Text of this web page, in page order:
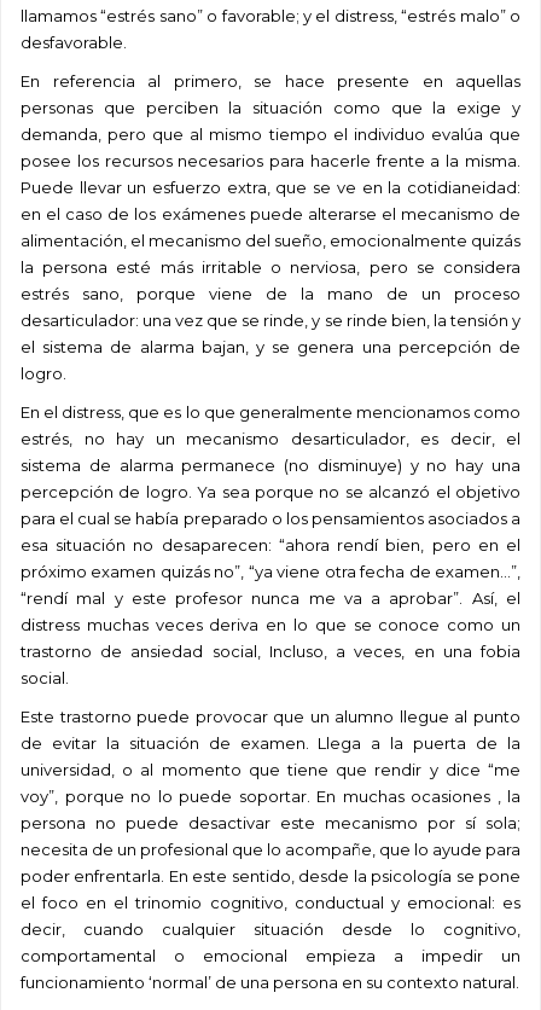
llamamos “estrés sano” o favorable; y el distress, “estrés malo” o
desfavorable.
En referencia al primero, se hace presente en aquellas
personas que perciben la situación como que la exige y
demanda, pero que al mismo tiempo el individuo evalúa que
posee los recursos necesarios para hacerle frente a la misma.
Puede llevar un esfuerzo extra, que se ve en la cotidianeidad:
en el caso de los exámenes puede alterarse el mecanismo de
alimentación, el mecanismo del sueño, emocionalmente quizás
la persona esté más irritable o nerviosa, pero se considera
estrés sano, porque viene de la mano de un proceso
desarticulador: una vez que se rinde, y se rinde bien, la tensión y
el sistema de alarma bajan, y se genera una percepción de
logro.
En el distress, que es lo que generalmente mencionamos como
estrés, no hay un mecanismo desarticulador, es decir, el
sistema de alarma permanece (no disminuye) y no hay una
percepción de logro. Ya sea porque no se alcanzó el objetivo
para el cual se había preparado o los pensamientos asociados a
esa situación no desaparecen: “ahora rendí bien, pero en el
próximo examen quizás no”, “ya viene otra fecha de examen…”,
“rendí mal y este profesor nunca me va a aprobar”. Así, el
distress muchas veces deriva en lo que se conoce como un
trastorno de ansiedad social, Incluso, a veces, en una fobia
social.
Este trastorno puede provocar que un alumno llegue al punto
de evitar la situación de examen. Llega a la puerta de la
universidad, o al momento que tiene que rendir y dice “me
voy”, porque no lo puede soportar. En muchas ocasiones , la
persona no puede desactivar este mecanismo por sí sola;
necesita de un profesional que lo acompañe, que lo ayude para
poder enfrentarla. En este sentido, desde la psicología se pone
el foco en el trinomio cognitivo, conductual y emocional: es
decir, cuando cualquier situación desde lo cognitivo,
comportamental o emocional empieza a impedir un
funcionamiento ‘normal’ de una persona en su contexto natural.